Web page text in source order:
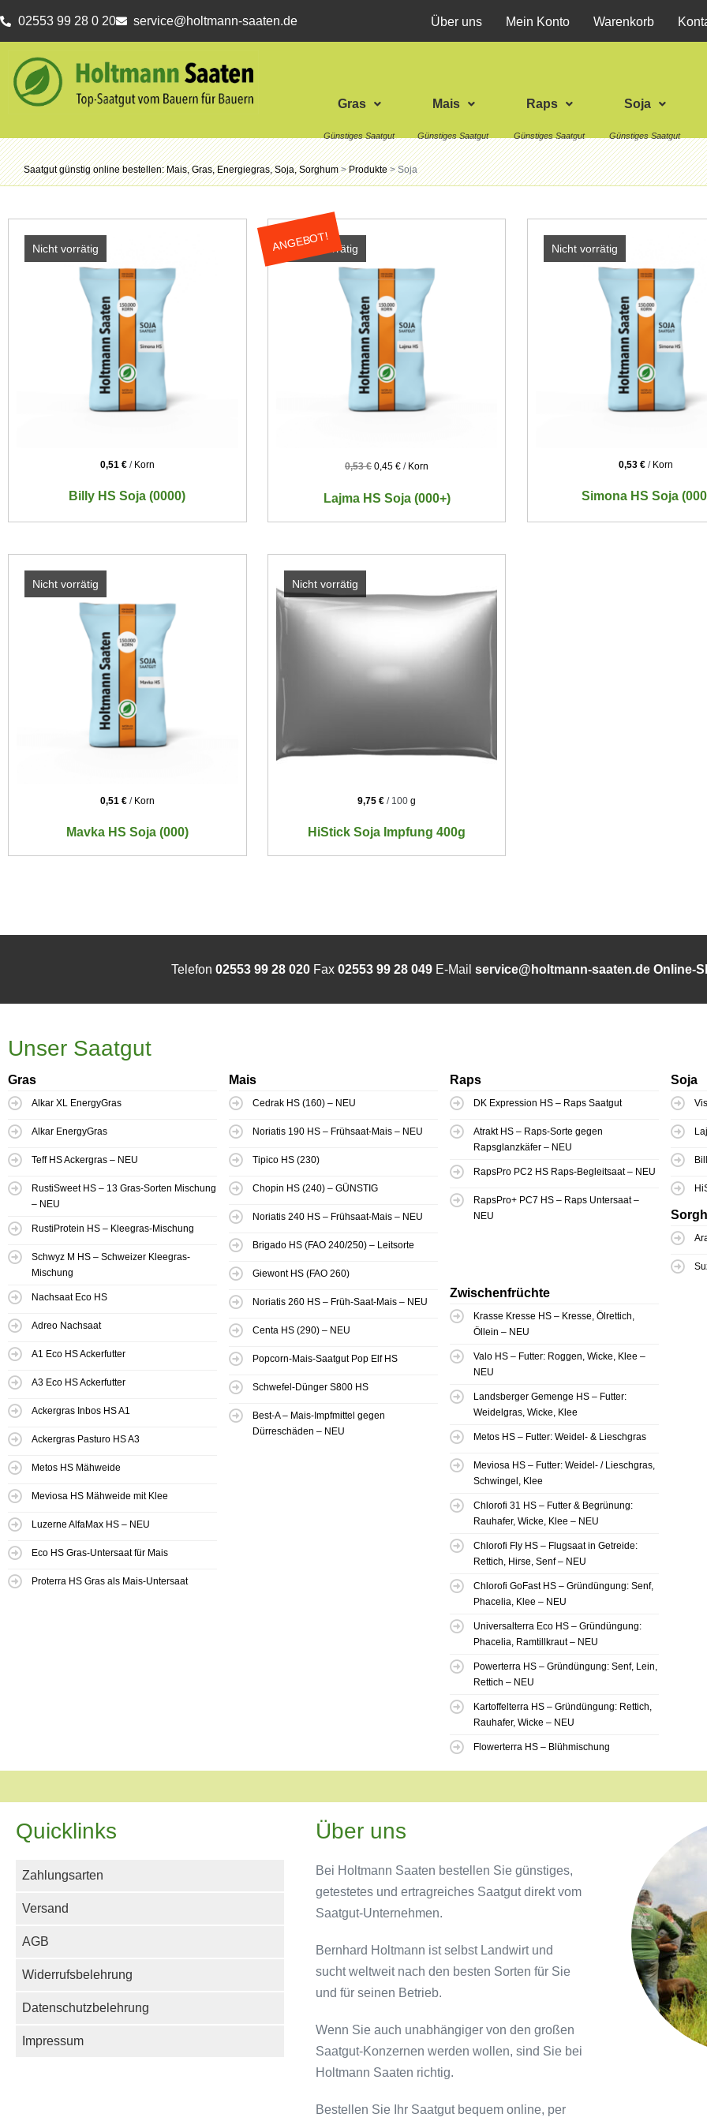
02553 99 28 0 20 service@holtmann-saaten.de Über uns Mein Konto Warenkorb
Gras Mais Raps Soja
Saatgut günstig online bestellen: Mais, Gras, Energiegras, Soja, Sorghum>Produkte>Soja
Nicht vorrätig
0,51 €/ Korn
Billy HS Soja (0000)
ANGEBOT!
Nicht vorrätig
0,53€ 0,45€ / Korn
Lajma HS Soja (000+)
Nicht vorrätig
0,53€ / Korn
Simona HS Soja
Nicht vorrätig
0,51 €/ Korn
Mavka HS Soja (000)
Nicht vorrätig
9,75€ / 100 g
HiStick Soja Impfung 400g
Telefon 02553 99 28 020 Fax 02553 99 28 049 E-Mail service@holtmann-saaten.de Online-
Unser Saatgut
Gras
Alkar XL EnergyGras
Alkar EnergyGras
Teff HS Ackergras – NEU
RustiSweet HS – 13 Gras-Sorten Mischung
– NEU
RustiProtein HS – Kleegras-Mischung
Schwyz M HS – Schweizer Kleegras-
Mischung
Nachsaat Eco HS
Adreo Nachsaat
A1 Eco HS Ackerfutter
A3 Eco HS Ackerfutter
Ackergras Inbos HS A1
Ackergras Pasturo HS A3
Metos HS Mähweide
Meviosa HS Mähweide mit Klee
Luzerne AlfaMax HS – NEU
Eco HS Gras-Untersaat für Mais
Proterra HS Gras als Mais-Untersaat
Mais
Cedrak HS (160) – NEU
Noriatis 190 HS – Frühsaat-Mais – NEU
Tipico HS (230)
Chopin HS (240) – GÜNSTIG
Noriatis 240 HS – Frühsaat-Mais – NEU
Brigado HS (FAO 240/250) – Leitsorte
Giewont HS (FAO 260)
Noriatis 260 HS – Früh-Saat-Mais – NEU
Centa HS (290) – NEU
Popcorn-Mais-Saatgut Pop Elf HS
Schwefel-Dünger S800 HS
Best-A – Mais-Impfmittel gegen
Dürreschäden – NEU
Raps
DK Expression HS – Raps Saatgut
Atrakt HS – Raps-Sorte gegen
Rapsglanzkäfer – NEU
RapsPro PC2 HS Raps-Begleitsaat – NEU
RapsPro+ PC7 HS – Raps Untersaat –
NEU
Soja
Zwischenfrüchte
Krasse Kresse HS – Kresse, Ölrettich,
Öllein – NEU
Valo HS – Futter: Roggen, Wicke, Klee –
NEU
Landsberger Gemenge HS – Futter:
Weidelgras, Wicke, Klee
Metos HS – Futter: Weidel- & Lieschgras
Meviosa HS – Futter: Weidel- / Lieschgras,
Schwingel, Klee
Chlorofi 31 HS – Futter & Begrünung:
Rauhafer, Wicke, Klee – NEU
Chlorofi Fly HS – Flugsaat in Getreide:
Rettich, Hirse, Senf – NEU
Chlorofi GoFast HS – Gründüngung: Senf,
Phacelia, Klee – NEU
Universalterra Eco HS – Gründüngung:
Phacelia, Ramtillkraut – NEU
Powerterra HS – Gründüngung: Senf, Lein,
Rettich – NEU
Kartoffelterra HS – Gründüngung: Rettich,
Rauhafer, Wicke – NEU
Flowerterra HS – Blühmischung
Quicklinks
Zahlungsarten
Versand
AGB
Widerrufsbelehrung
Datenschutzbelehrung
Impressum
Über uns
Bei Holtmann Saaten bestellen Sie günstiges,
getestetes und ertragreiches Saatgut direkt vom
Saatgut-Unternehmen.
Bernhard Holtmann ist selbst Landwirt und
sucht weltweit nach den besten Sorten für Sie
und für seinen Betrieb.
Wenn Sie auch unabhängiger von den großen
Saatgut-Konzernen werden wollen, sind Sie bei
Holtmann Saaten richtig.
Bestellen Sie Ihr Saatgut bequem online, per